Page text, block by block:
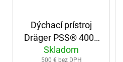
Dýchací prístroj
Dräger PSS® 4000
+ maska s
Skladom
500 € bez DPH